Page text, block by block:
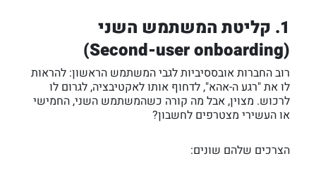
1. קליטת המשתמש השני
(Second-user onboarding)
רוב החברות אובססיביות לגבי המשתמש הראשון: להראות
לו את "רגע ה-אהא", לדחוף אותו לאקטיבציה, לגרום לו
לרכוש. מצוין, אבל מה קורה כשהמשתמש השני, החמישי
או העשירי מצטרפים לחשבון?
הצרכים שלהם שונים: